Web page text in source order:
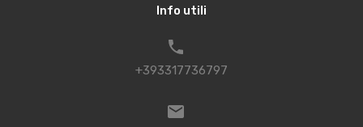
Info utili
+393317736797